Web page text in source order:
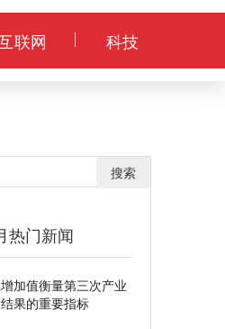
联网 科技
搜索
热门新闻
加值衡量第三次产业
果的重要指标